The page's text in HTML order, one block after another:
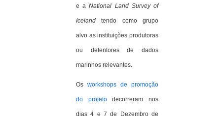
e aNational Land Survey of
Iceland tendo como grupo
alvo as instituições produtoras
ou detentores de dados
marinhos relevantes.
Os workshops de promoção
do projetodecorreram nos
dias 4 e 7 de Dezembro de